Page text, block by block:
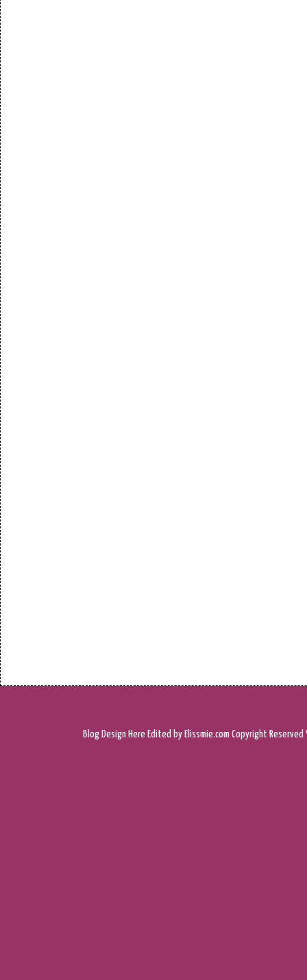
Blog Design Here Edited by Elissmie.com Copyright Reserved